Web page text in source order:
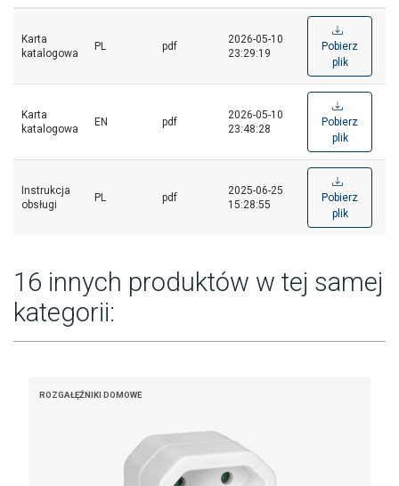
Karta
katalogowa
PL pdf
2026-05-10
23:29:19
Pobierz
plik
Karta
katalogowa
EN pdf
2026-05-10
23:48:28
Pobierz
plik
Instrukcja
obsługi
PL pdf
2025-06-25
15:28:55
Pobierz
plik
16 innych produktów w tej samej
kategorii:
ROZGAŁĘŹNIKI DOMOWE